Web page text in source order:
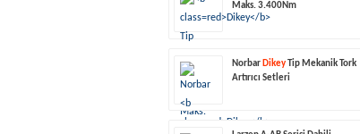
Maks. 3.400Nm
Norbar DikeyTip Mekanik Tork
Artırıcı Setleri